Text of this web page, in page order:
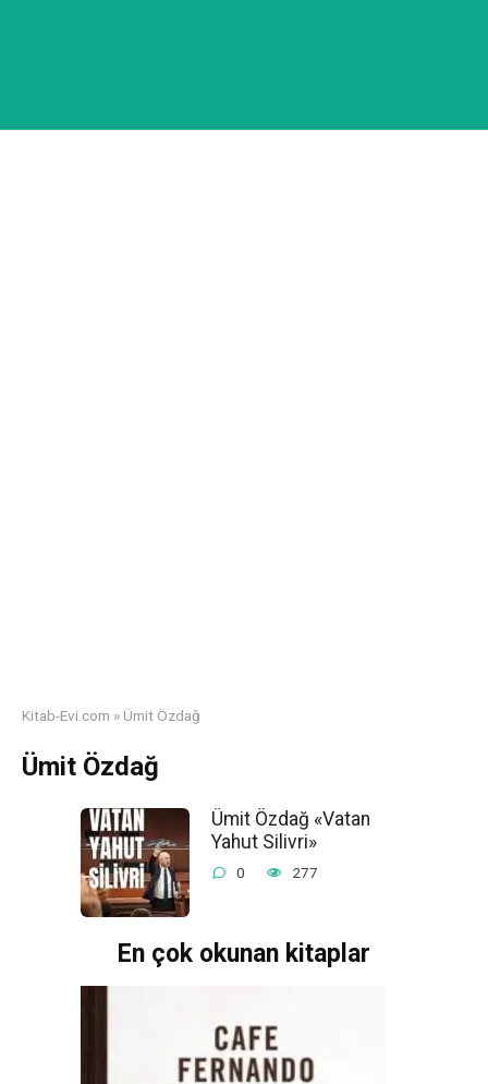
Kitab-Evi.com » Ümit Özdağ
Ümit Özdağ
Ümit Özdağ «Vatan
Yahut Silivri»
0 277
En çok okunan kitaplar